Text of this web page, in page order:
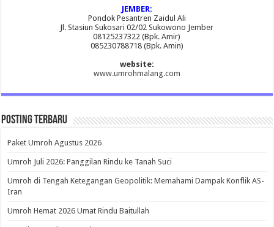
JEMBER:
Pondok Pesantren Zaidul Ali
Jl. Stasiun Sukosari 02/02 Sukowono Jember
08125237322 (Bpk. Amir)
085230788718 (Bpk. Amin)
website:
www.umrohmalang.com
Posting Terbaru
Paket Umroh Agustus 2026
Umroh Juli 2026: Panggilan Rindu ke Tanah Suci
Umroh di Tengah Ketegangan Geopolitik: Memahami Dampak Konflik AS-
Iran
Umroh Hemat 2026 Umat Rindu Baitullah